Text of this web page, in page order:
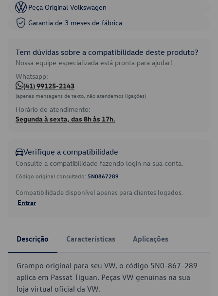
Peça Original Volkswagen
Garantia de 3 meses de fábrica
Tem dúvidas sobre a compatibilidade deste produto?
Nossa equipe especializada está pronta para ajudar!
Whatsapp:
(41) 99125-2143
(apenas mensagens de texto, não atendemos ligações)
Horário de atendimento:
Segunda à sexta, das 8h às 17h.
Verifique a compatibilidade
Consulte a compatibilidade fazendo login na sua conta.
Código original consultado: 5N0867289
Compatibilidade disponível apenas para clientes logados.
Entrar
Descrição Características Aplicações
Grampo original para seu VW, o código 5N0-867-289
aplica em Passat Tiguan. Peças VW genuínas na sua
loja virtual oficial da VW.